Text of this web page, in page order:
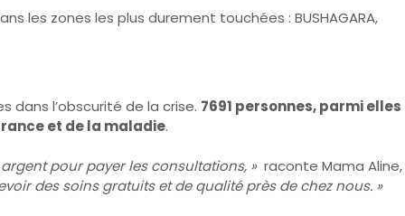
les zones les plus durement touchées : BUSHAGARA,
l’obscurité de la crise. 7691 personnes, parmi elles
et de la maladie.
pour payer les consultations, » raconte Mama Aline,
des soins gratuits et de qualité près de chez nous. »